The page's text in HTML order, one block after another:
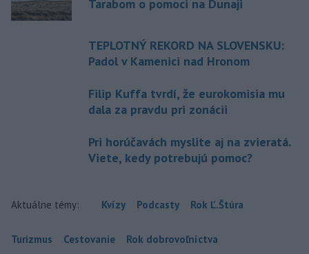
Tarabom o pomoci na Dunaji
TEPLOTNÝ REKORD NA SLOVENSKU:
Padol v Kamenici nad Hronom
Filip Kuffa tvrdí, že eurokomisia mu
dala za pravdu pri zonácii
Pri horúčavách myslite aj na zvieratá.
Viete, kedy potrebujú pomoc?
Aktuálne témy: Kvízy Podcasty Rok Ľ.Štúra
Turizmus Cestovanie Rok dobrovoľníctva